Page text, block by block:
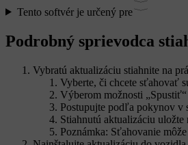
Tento softvér je určený pre
Podrobný sprievodca
Vybratú aktualizáciu stiahnite na
Vyberte, či chcete sťahovať
Výberom možnosti
Postupujte podľa pokynov v
Stiahnutú aktualizáciu
Poznámka: Sťahovanie